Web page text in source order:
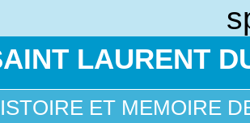
LAURENT
ET MEMOIRE